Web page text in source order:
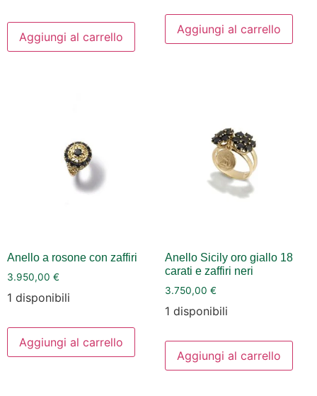
Aggiungi al carrello
Aggiungi al carrello
Anello a rosone con zaffiri
3.950,00 €
1 disponibili
Aggiungi al carrello
Anello Sicily oro giallo 18
carati e zaffiri neri
3.750,00 €
1 disponibili
Aggiungi al carrello